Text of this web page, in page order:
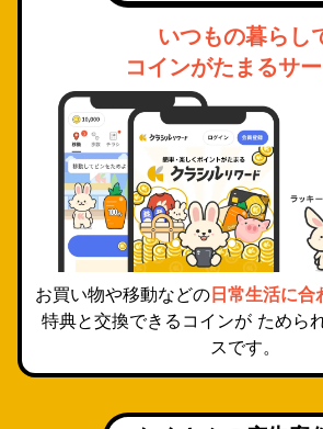
いつもの暮らし
コインがたまるサ
お買い物や移動などの日常生活に合
特典と交換できるコインが ためら
スです。